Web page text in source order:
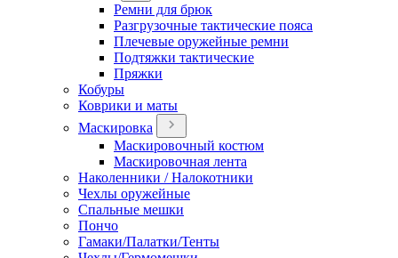
Ремни для брюк
Разгрузочные тактические пояса
Плечевые оружейные ремни
Подтяжки тактические
Пряжки
Кобуры
Коврики и маты
Маскировка
Маскировочный костюм
Маскировочная лента
Наколенники / Налокотники
Чехлы оружейные
Спальные мешки
Пончо
Гамаки/Палатки/Тенты